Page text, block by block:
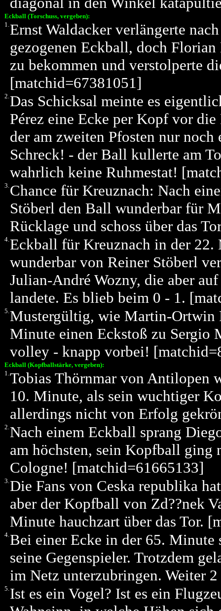
Eckball (Torschuss, vergeben):
1.Ernst Waldacker verlängerte
gezogenen Eckball, doch
zu bekommen und verstolperte
[matchid=67381051]
2.Das Schicksal meinte es
Pérez eine Ecke per Kopf vor
der am zweiten Pfosten nur
Schreck! - der Ball kullerte am
wahrlich keine Ruhmestat!
3.Chance für Kreuznach: Nach
Stöberl den Ball wunderbar für
Rücklage und schoss über das
4.Eckball für Kreuznach in der 22.
wunderbar von Reiner Stöberl
Julian-André Wozny, die aber
landete. Es blieb beim 0 - 1.
5.Mustergültig, wie Martin-Ortwin
Minute einen Eckstoß zu Sergio
volley - knapp vorbei!
Eckball (Kopfballstärke, vergeben):
1.Tobias Thörnmar von Antilopen
10. Minute, als sein wuchtiger
allerdings nicht von Erfolg
2.Nach einem Eckball sprang
am höchsten, sein Kopfball ging
Cologne! [matchid=61665133]
3.Die Fans von Ceska republika
aber der Kopfball von Zd??nek
Minute hauchzart über das Tor.
4.Bei einer Ecke in der 65. Minute
seine Gegenspieler. Trotzdem
im Netz unterzubringen. Weiter
5.Ist es ein Vogel? Ist es ein